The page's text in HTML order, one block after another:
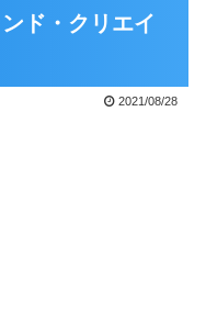
ド・クリエイ
2021/08/28